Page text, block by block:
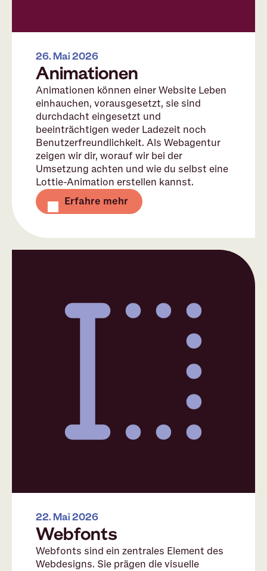
26. Mai 2026
Animationen
Animationen können einer Website Leben
einhauchen, vorausgesetzt, sie sind
durchdacht eingesetzt und
beeinträchtigen weder Ladezeit noch
Benutzerfreundlichkeit. Als Webagentur
zeigen wir dir, worauf wir bei der
Umsetzung achten und wie du selbst eine
Lottie-Animation erstellen kannst.
Erfahre mehr
22. Mai 2026
Webfonts
Webfonts sind ein zentrales Element des
Webdesigns. Sie prägen die visuelle